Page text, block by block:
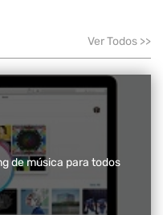
Ver Todos >>
de música para todos